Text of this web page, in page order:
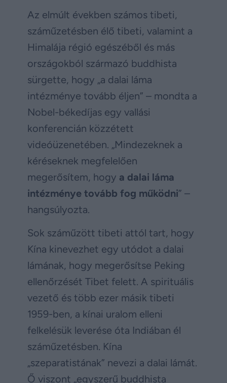
Az elmúlt években számos tibeti,
száműzetésben élő tibeti, valamint a
Himalája régió egészéből és más
országokból származó buddhista
sürgette, hogy „a dalai láma
intézménye tovább éljen” – mondta a
Nobel-békedíjas egy vallási
konferencián közzétett
videóüzenetében. „Mindezeknek a
kéréseknek megfelelően
megerősítem, hogy a dalai láma
intézménye tovább fog működni” –
hangsúlyozta.
Sok száműzött tibeti attól tart, hogy
Kína kinevezhet egy utódot a dalai
lámának, hogy megerősítse Peking
ellenőrzését Tibet felett. A spirituális
vezető és több ezer másik tibeti
1959-ben, a kínai uralom elleni
felkelésük leverése óta Indiában él
száműzetésben. Kína
„szeparatistának” nevezi a dalai lámát.
Ő viszont „egyszerű buddhista